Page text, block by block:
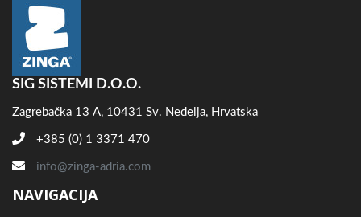
SIG SISTEMI D.O.O.
Zagrebačka 13 A, 10431 Sv. Nedelja, Hrvatska
+385 (0) 1 3371 470
info@zinga-adria.com
NAVIGACIJA